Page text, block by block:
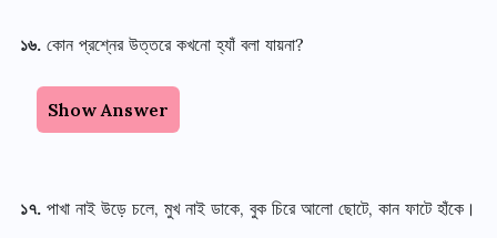
১৬. কোন প্রশ্নের উত্তরে কখনো হ্যাঁ বলা যায়না?
Show Answer
১৭. পাখা নাই উড়ে চলে, মুখ নাই ডাকে, বুক চিরে আলো ছোটে, কান ফাটে হাঁকে।